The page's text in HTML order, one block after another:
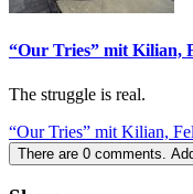
“Our Tries” mit Kilian,
The struggle is real.
“Our Tries” mit Kilian,
There are 0 comments.